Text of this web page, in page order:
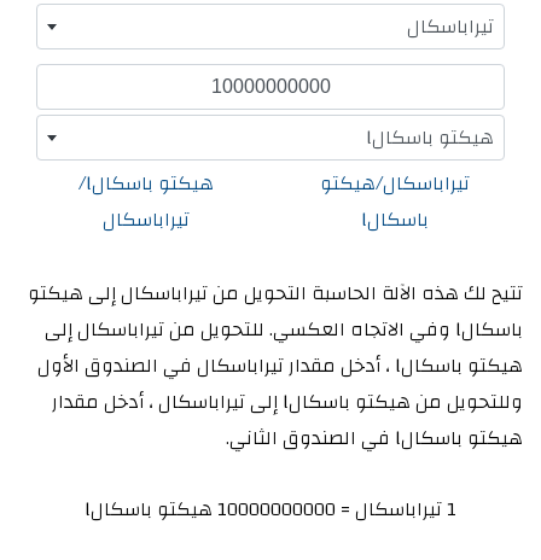
تيراباسكال
هيكتو باسكالl
تيراباسكال/هيكتو
باسكالl
هيكتو باسكالl/
تيراباسكال
تتيح لك هذه الآلة الحاسبة التحويل من تيراباسكال إلى هيكتو
باسكالl وفي الاتجاه العكسي. للتحويل من تيراباسكال إلى
هيكتو باسكالl ، أدخل مقدار تيراباسكال في الصندوق الأول
وللتحويل من هيكتو باسكالl إلى تيراباسكال ، أدخل مقدار
هيكتو باسكالl في الصندوق الثاني.
1 تيراباسكال = 10000000000 هيكتو باسكالl